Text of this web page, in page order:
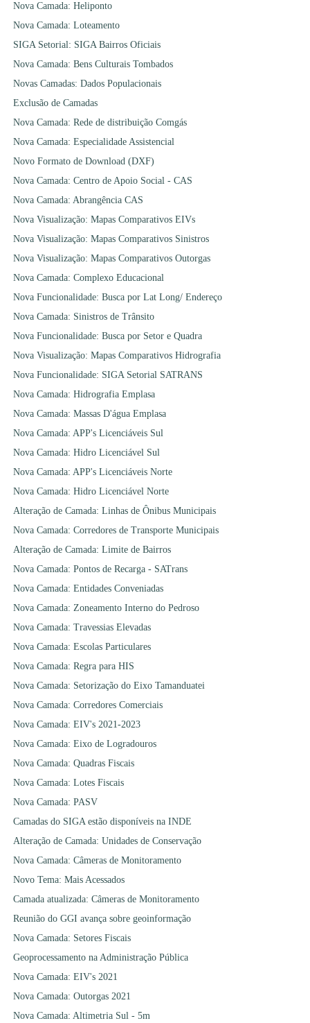
Nova Camada: Heliponto
Nova Camada: Loteamento
SIGA Setorial: SIGA Bairros Oficiais
Nova Camada: Bens Culturais Tombados
Novas Camadas: Dados Populacionais
Exclusão de Camadas
Nova Camada: Rede de distribuição Comgás
Nova Camada: Especialidade Assistencial
Novo Formato de Download (DXF)
Nova Camada: Centro de Apoio Social - CAS
Nova Camada: Abrangência CAS
Nova Visualização: Mapas Comparativos EIVs
Nova Visualização: Mapas Comparativos Sinistros
Nova Visualização: Mapas Comparativos Outorgas
Nova Camada: Complexo Educacional
Nova Funcionalidade: Busca por Lat Long/ Endereço
Nova Camada: Sinistros de Trânsito
Nova Funcionalidade: Busca por Setor e Quadra
Nova Visualização: Mapas Comparativos Hidrografia
Nova Funcionalidade: SIGA Setorial SATRANS
Nova Camada: Hidrografia Emplasa
Nova Camada: Massas D'água Emplasa
Nova Camada: APP's Licenciáveis Sul
Nova Camada: Hidro Licenciável Sul
Nova Camada: APP's Licenciáveis Norte
Nova Camada: Hidro Licenciável Norte
Alteração de Camada: Linhas de Ônibus Municipais
Nova Camada: Corredores de Transporte Municipais
Alteração de Camada: Limite de Bairros
Nova Camada: Pontos de Recarga - SATrans
Nova Camada: Entidades Conveniadas
Nova Camada: Zoneamento Interno do Pedroso
Nova Camada: Travessias Elevadas
Nova Camada: Escolas Particulares
Nova Camada: Regra para HIS
Nova Camada: Setorização do Eixo Tamanduatei
Nova Camada: Corredores Comerciais
Nova Camada: EIV's 2021-2023
Nova Camada: Eixo de Logradouros
Nova Camada: Quadras Fiscais
Nova Camada: Lotes Fiscais
Nova Camada: PASV
Camadas do SIGA estão disponíveis na INDE
Alteração de Camada: Unidades de Conservação
Nova Camada: Câmeras de Monitoramento
Novo Tema: Mais Acessados
Camada atualizada: Câmeras de Monitoramento
Reunião do GGI avança sobre geoinformação
Nova Camada: Setores Fiscais
Geoprocessamento na Administração Pública
Nova Camada: EIV's 2021
Nova Camada: Outorgas 2021
Nova Camada: Altimetria Sul - 5m